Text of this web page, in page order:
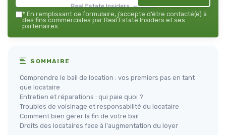
Real Estate Insiders — 2026
* En remplissant ce formulaire, j’accepte d’être contacté(e) à
des fins commerciales par Real Estate Insiders et ses
partenaires.
SOMMAIRE
Comprendre le bail de location : vos premiers pas en tant
que locataire
Entretien et réparations : qui paie quoi ?
Troubles de voisinage et responsabilité du locataire
Comment bien gérer la fin de votre bail
Droits des locataires face à l'augmentation du loyer